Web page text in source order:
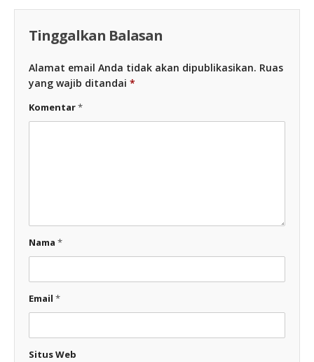
Tinggalkan Balasan
Alamat email Anda tidak akan dipublikasikan. Ruas
yang wajib ditandai *
Komentar*
Nama *
Email *
Situs Web